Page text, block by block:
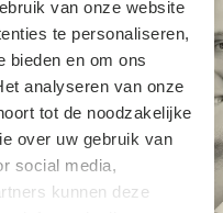
van onze website
te personaliseren,
bieden en om ons
analyseren van onze
tot de noodzakelijke
over uw gebruik van
social media,
kunnen deze